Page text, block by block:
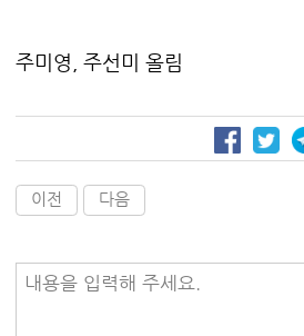
주미영, 주선미 올림
이전 다음
내용을 입력해 주세요.